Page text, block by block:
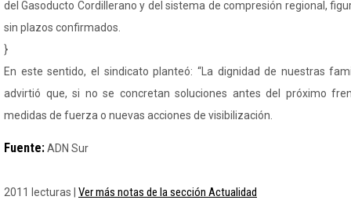
del Gasoducto Cordillerano y del sistema de compresión regional,
sin plazos confirmados.
}
En este sentido, el sindicato planteó: “La dignidad de nuestras
advirtió que, si no se concretan soluciones antes del próximo
medidas de fuerza o nuevas acciones de visibilización.
Fuente:ADN Sur
2011 lecturas | Ver más notas de la sección Actualidad